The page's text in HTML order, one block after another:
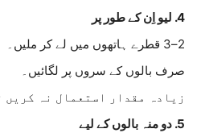
4. لیو اِن کے طور پر
2–3 قطرے ہاتھوں میں لے کر ملیں۔
صرف بالوں کے سروں پر لگائیں۔
زیادہ مقدار استعمال نہ کریں
5. دو منہ بالوں کے لیے